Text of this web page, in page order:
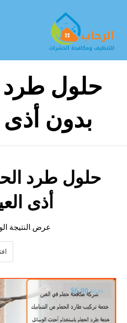
حلول طرد
بدون أذى
حلول طرد
أذى
عرض النتيجة
$8.00
$6.00